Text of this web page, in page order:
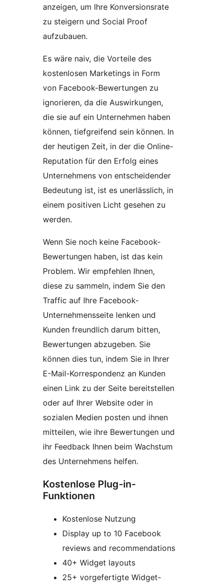
anzeigen, um Ihre Konversionsrate
zu steigern und Social Proof
aufzubauen.
Es wäre naiv, die Vorteile des
kostenlosen Marketings in Form
von Facebook-Bewertungen zu
ignorieren, da die Auswirkungen,
die sie auf ein Unternehmen haben
können, tiefgreifend sein können. In
der heutigen Zeit, in der die Online-
Reputation für den Erfolg eines
Unternehmens von entscheidender
Bedeutung ist, ist es unerlässlich, in
einem positiven Licht gesehen zu
werden.
Wenn Sie noch keine Facebook-
Bewertungen haben, ist das kein
Problem. Wir empfehlen Ihnen,
diese zu sammeln, indem Sie den
Traffic auf Ihre Facebook-
Unternehmensseite lenken und
Kunden freundlich darum bitten,
Bewertungen abzugeben. Sie
können dies tun, indem Sie in Ihrer
E-Mail-Korrespondenz an Kunden
einen Link zu der Seite bereitstellen
oder auf Ihrer Website oder in
sozialen Medien posten und ihnen
mitteilen, wie ihre Bewertungen und
ihr Feedback Ihnen beim Wachstum
des Unternehmens helfen.
Kostenlose Plug-in-
Funktionen
Kostenlose Nutzung
Display up to 10 Facebook
reviews and recommendations
40+ Widget layouts
25+ vorgefertigte Widget-